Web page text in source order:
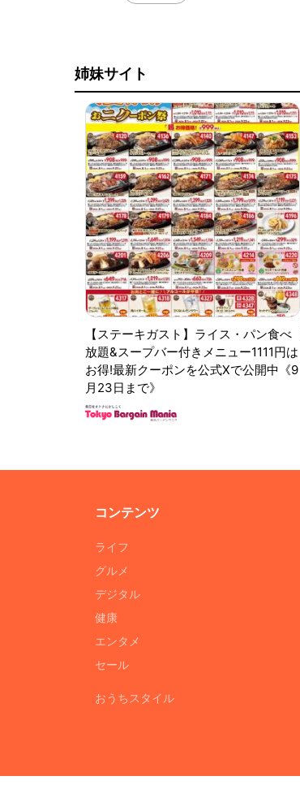
姉妹サイト
【ステーキガスト】ライス・パン食べ
放題&スープバー付きメニュー1111円は
お得!最新クーポンを公式Xで公開中《9
月23日まで》
コンテンツ
ライフ
グルメ
デジタル
健康
エンタメ
セール
おうちスタイル